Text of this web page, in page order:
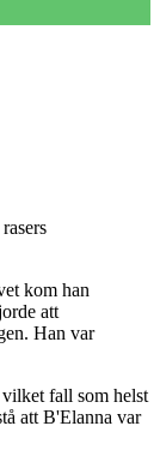
kom han
att
Han var
fall som helst
att B'Elanna var